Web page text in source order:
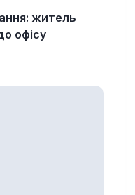
житель
офісу